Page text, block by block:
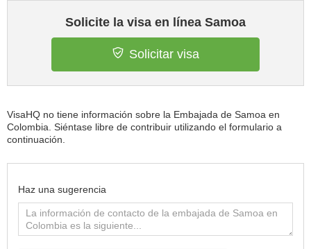
Solicite la visa en línea Samoa
Solicitar visa
VisaHQ no tiene información sobre la Embajada de Samoa en
Colombia. Siéntase libre de contribuir utilizando el formulario a
continuación.
Haz una sugerencia